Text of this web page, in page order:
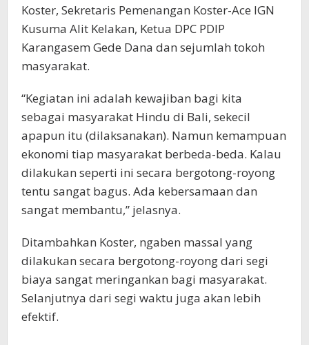
Koster, Sekretaris Pemenangan Koster-Ace IGN
Kusuma Alit Kelakan, Ketua DPC PDIP
Karangasem Gede Dana dan sejumlah tokoh
masyarakat.
“Kegiatan ini adalah kewajiban bagi kita
sebagai masyarakat Hindu di Bali, sekecil
apapun itu (dilaksanakan). Namun kemampuan
ekonomi tiap masyarakat berbeda-beda. Kalau
dilakukan seperti ini secara bergotong-royong
tentu sangat bagus. Ada kebersamaan dan
sangat membantu,” jelasnya.
Ditambahkan Koster, ngaben massal yang
dilakukan secara bergotong-royong dari segi
biaya sangat meringankan bagi masyarakat.
Selanjutnya dari segi waktu juga akan lebih
efektif.